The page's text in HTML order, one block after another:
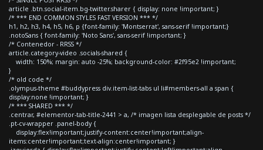
article .btn.social-item.bg-twitter.sharer { display: none !important; }
/* *** END COMMON STYLES FAST VERSION *** */
h1, h2, h3, h4, h5, h6, p {font-family: 'Montserrat', sans-serif !important;}
.notoSans { font-family: 'Noto Sans', sans-serif !important; }
/* Contenedor - RRSS */
article.category-video .socials-shared {
width: 150%; margin: auto -25%; background-color: #2f95e2 !important;
}
/* old code */
.olympus-theme #buddypress div.item-list-tabs ul li#members-all a span {
display:none !important; }
/* *** SHARED *** */
.centrar, #elementor-tab-title-2441 > a, /* imagen lista desplegable de posts */
.pt-cv-wrapper .panel-body {
display:flex!important;justify-content:center!important;align-
items:center!important;text-align:center!important; }